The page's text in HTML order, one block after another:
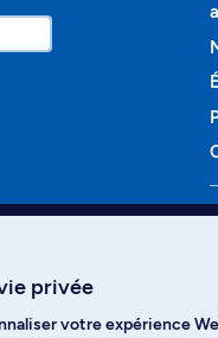
privée
votre expérience